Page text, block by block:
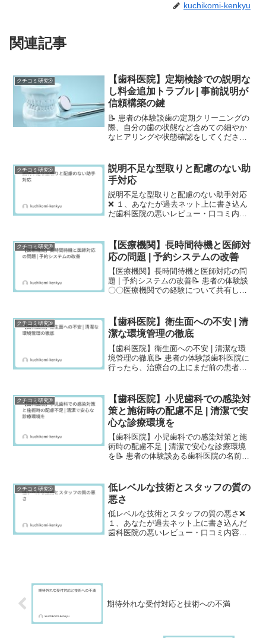
kuchikomi-kenkyu
関連記事
クチコミ研究®
【歯科医院】定期検診での説明な
し料金追加トラブル | 事前説明が
信頼構築の鍵
📝 患者の体験談歯の定期クリーニングの
際、自分の歯の状態など含めての細やか
なヒアリングや状態確認をしてくださる
る箇所はしみ止めを丁寧に塗ってくださ
ったりと、毎回優しい方...
クチコミ研究®
説明不足な型取りと配慮のない助
手対応
説明不足な型取りと配慮のない助手対応
❌ １、あなたが過去ネット上に書き込ん
だ歯科医院の悪いレビュー・口コミ内容
その日の治療は歯の型を取ることだった
んですが、事前説明なく...
クチコミ研究®
【医療機関】長時間待機と医師対
応の問題 | 予約システムの改善
【医療機関】長時間待機と医師対応の問
題 | 予約システムの改善📝 患者の体験談
〇〇医療機関での経験について共有しま
た。医師の対応が非常に冷たく、待ち時
間が極端に長かった...
クチコミ研究®
【歯科医院】衛生面への不安 | 清
潔な環境管理の徹底
【歯科医院】衛生面への不安 | 清潔な環
境管理の徹底📝 患者の体験談歯科医院に
行ったら、治療台の上にまだ前の患者の
んが慌ててティッシュで拭いただけで、
消毒もせずにそのま...
クチコミ研究®
【歯科医院】小児歯科での感染対
策と施術時の配慮不足 | 清潔で安
心な診療環境を
【歯科医院】小児歯科での感染対策と施
術時の配慮不足 | 清潔で安心な診療環境
を📝 患者の体験談ある歯科医院の名前は
た時の事です。その歯科医院は外観はと
てもきれいで、感染症...
クチコミ研究®
低レベルな技術とスタッフの質の
悪さ
低レベルな技術とスタッフの質の悪さ❌
１、あなたが過去ネット上に書き込んだ
歯科医院の悪いレビュー・口コミ内容を
期待外れな受付対応と技術への不満